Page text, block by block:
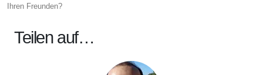
Ihren Freunden?
Teilen auf…